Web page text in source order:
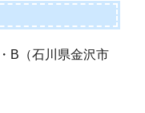
B（石川県金沢市